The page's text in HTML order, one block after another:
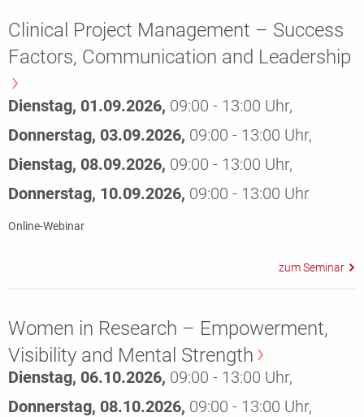
Clinical Project Management – Success
Factors, Communication and Leadership
Dienstag, 01.09.2026, 09:00 - 13:00 Uhr,
Donnerstag, 03.09.2026, 09:00 - 13:00 Uhr,
Dienstag, 08.09.2026, 09:00 - 13:00 Uhr,
Donnerstag, 10.09.2026, 09:00 - 13:00 Uhr
Online-Webinar
Women in Research – Empowerment,
Visibility and Mental Strength
Dienstag, 06.10.2026, 09:00 - 13:00 Uhr,
Donnerstag, 08.10.2026, 09:00 - 13:00 Uhr,